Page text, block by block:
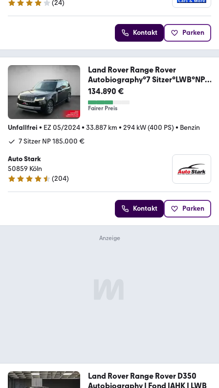
4.1 Sterne (24)
Kontakt Parken
Land Rover Range Rover
Autobiography°7 Sitzer°LWB°NP
185.00
134.890 €
Fairer Preis
Unfallfrei • EZ 05/2024• 33.887 km • 294 kW (400 PS) • Benzin
7 Sitzer NP 185.000 €
Auto Stark
50859 Köln
4.7 Sterne
(204)
Kontakt Parken
Land Rover Range Rover D350
Autobiography | Fond |AHK | LWB